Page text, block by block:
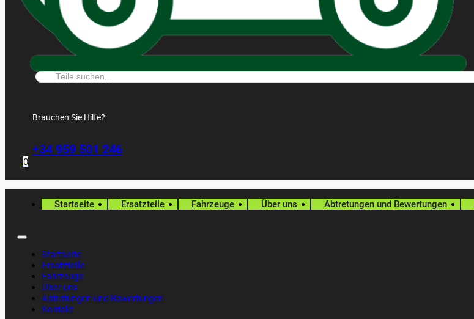
Suche:
Brauchen Sie Hilfe?
+34 959 501 246
0
Startseite Ersatzteile Fahrzeuge Über uns Abtretungen und Bewertungen
Startseite
Ersatzteile
Fahrzeuge
Über uns
Abtretungen und Bewertungen
Kontakt